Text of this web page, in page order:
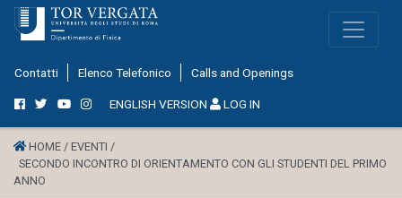
Contatti Elenco Telefonico Calls and Openings
ENGLISH VERSION LOG IN
HOME / EVENTI /
SECONDO INCONTRO DI ORIENTAMENTO CON GLI STUDENTI DEL PRIMO
ANNO